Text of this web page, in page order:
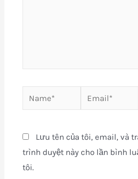
Name* Email*
Lưu tên của tôi, email, và
trình duyệt này cho lần bình
tôi.